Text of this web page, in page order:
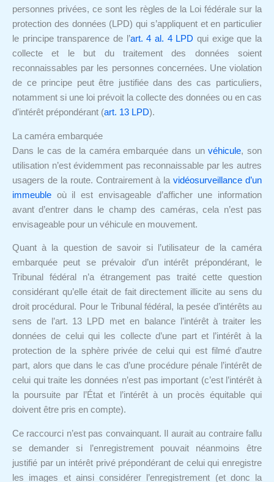
personnes privées, ce sont les règles de la Loi fédérale sur la
protection des données (LPD) qui s’appliquent et en particulier
le principe transparence de l’art. 4 al. 4 LPD qui exige que la
collecte et le but du traitement des données soient
reconnaissables par les personnes concernées. Une violation
de ce principe peut être justifiée dans des cas particuliers,
notamment si une loi prévoit la collecte des données ou en cas
d’intérêt prépondérant (art. 13 LPD).
La caméra embarquée
Dans le cas de la caméra embarquée dans unvéhicule, son
utilisation n’est évidemment pas reconnaissable par les autres
usagers de la route. Contrairement à lavidéosurveillance d’un
immeuble où il est envisageable d’afficher une information
avant d’entrer dans le champ des caméras, cela n’est pas
envisageable pour un véhicule en mouvement.
Quant à la question de savoir si l’utilisateur de la caméra
embarquée peut se prévaloir d’un intérêt prépondérant, le
Tribunal fédéral n’a étrangement pas traité cette question
considérant qu’elle était de fait directement illicite au sens du
droit procédural. Pour le Tribunal fédéral, la pesée d’intérêts au
sens de l’art. 13 LPD met en balance l’intérêt à traiter les
données de celui qui les collecte d’une part et l’intérêt à la
protection de la sphère privée de celui qui est filmé d’autre
part, alors que dans le cas d’une procédure pénale l’intérêt de
celui qui traite les données n’est pas important (c’est l’intérêt à
la poursuite par l’État et l’intérêt à un procès équitable qui
doivent être pris en compte).
Ce raccourci n’est pas convainquant. Il aurait au contraire fallu
se demander si l’enregistrement pouvait néanmoins être
justifié par un intérêt privé prépondérant de celui qui enregistre
les images et ainsi considérer l’enregistrement (et donc la